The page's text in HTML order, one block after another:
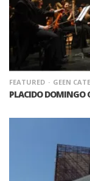
FEATURED GEEN
PLACIDO DOMINGO